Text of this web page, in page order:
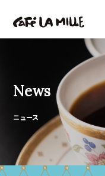
News
ニュース